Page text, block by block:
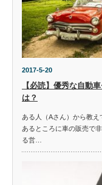
2017-5-20
【必読】優秀な自動
は？
ある人（Aさん）から教え
あるところに車の販売で
る営…